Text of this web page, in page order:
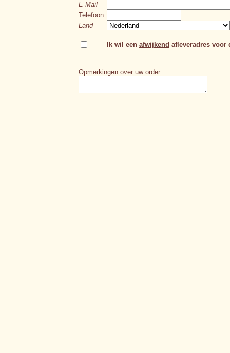
E-Mail
Telefoon
Land
Ik wil een afwijkend afleveradres
Opmerkingen over uw order: